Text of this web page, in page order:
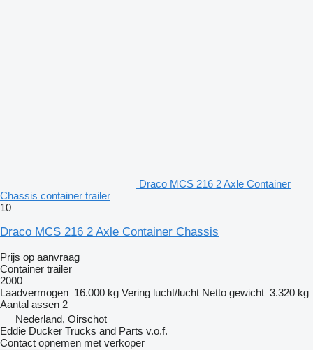
Draco MCS 216 2 Axle Container
Chassis container trailer
10
Draco MCS 216 2 Axle Container Chassis
Prijs op aanvraag
Container trailer
2000
Laadvermogen 16.000 kg Vering lucht/lucht Netto gewicht 3.320 kg
Aantal assen 2
Nederland, Oirschot
Eddie Ducker Trucks and Parts v.o.f.
Contact opnemen met verkoper